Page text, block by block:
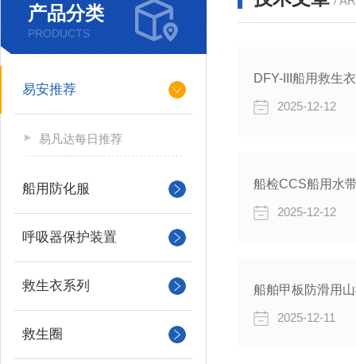
产品分类
PRODUCTS
易安推荐
易凡达每日推荐
船用防化服
呼吸器保护装置
救生衣系列
救生圈
2025-12-12
船检CCS船用水
2025-12-12
2025-12-11